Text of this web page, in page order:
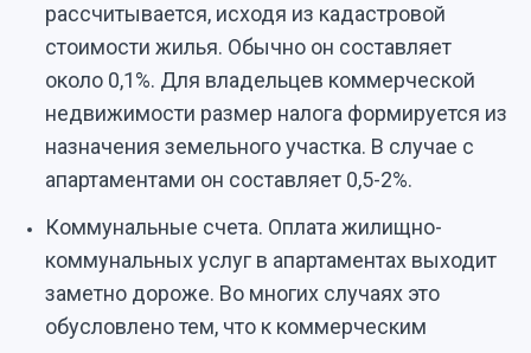
рассчитывается, исходя из кадастровой
стоимости жилья. Обычно он составляет
около 0,1%. Для владельцев коммерческой
недвижимости размер налога формируется из
назначения земельного участка. В случае с
апартаментами он составляет 0,5-2%.
Коммунальные счета. Оплата жилищно-
коммунальных услуг в апартаментах выходит
заметно дороже. Во многих случаях это
обусловлено тем, что к коммерческим